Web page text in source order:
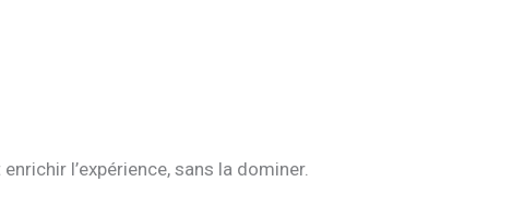
l’expérience, sans la dominer.